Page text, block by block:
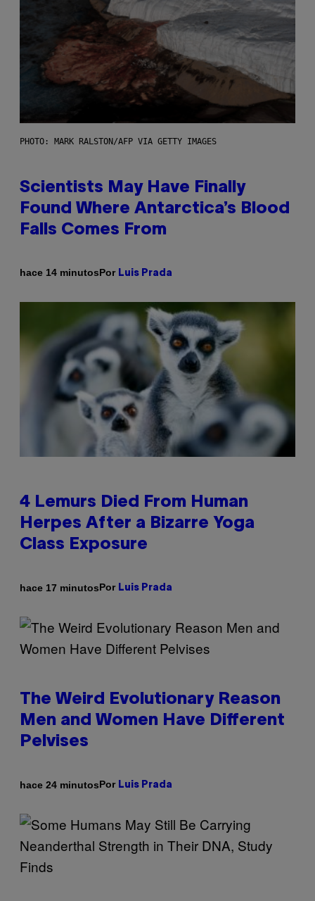
PHOTO: MARK RALSTON/AFP VIA GETTY IMAGES
Scientists May Have Finally
Found Where Antarctica’s Blood
Falls Comes From
hace 14 minutosPor Luis Prada
4 Lemurs Died From Human
Herpes After a Bizarre Yoga
Class Exposure
hace 17 minutosPor Luis Prada
The Weird Evolutionary Reason
Men and Women Have Different
Pelvises
hace 24 minutosPor Luis Prada